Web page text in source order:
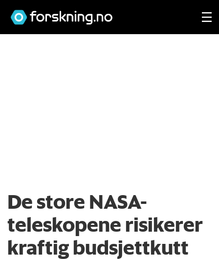
De store NASA-
teleskopene risikerer
kraftig budsjettkutt